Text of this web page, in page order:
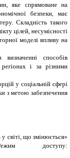
яке спрямоване на
безпеки, має
Складність такого
цілей, несумісності
моделі впливу на
способів
і за різними
у соціальній сфері
з метою забезпечення
у світі, що змінюється»
доступу: